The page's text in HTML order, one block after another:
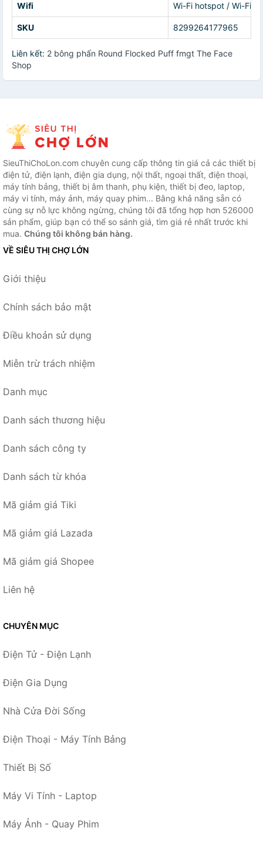
Wifi Wi-Fi hotspot / Wi-Fi
SKU 8299264177965
Liên kết: 2 bông phấn Round Flocked Puff fmgt The Face
Shop
SieuThiChoLon.com chuyên cung cấp thông tin giá cả các thiết bị
điện tử, điện lạnh, điện gia dụng, nội thất, ngoại thất, điện thoại,
máy tính bảng, thiết bị âm thanh, phụ kiện, thiết bị đeo, laptop,
máy vi tính, máy ảnh, máy quay phim... Bằng khả năng sẵn có
cùng sự nỗ lực không ngừng, chúng tôi đã tổng hợp hơn 526000
sản phẩm, giúp bạn có thể so sánh giá, tìm giá rẻ nhất trước khi
mua. Chúng tôi không bán hàng.
VỀ SIÊU THỊ CHỢ LỚN
Giới thiệu
Chính sách bảo mật
Điều khoản sử dụng
Miễn trừ trách nhiệm
Danh mục
Danh sách thương hiệu
Danh sách công ty
Danh sách từ khóa
Mã giảm giá Tiki
Mã giảm giá Lazada
Mã giảm giá Shopee
Liên hệ
CHUYÊN MỤC
Điện Tử - Điện Lạnh
Điện Gia Dụng
Nhà Cửa Đời Sống
Điện Thoại - Máy Tính Bảng
Thiết Bị Số
Máy Vi Tính - Laptop
Máy Ảnh - Quay Phim